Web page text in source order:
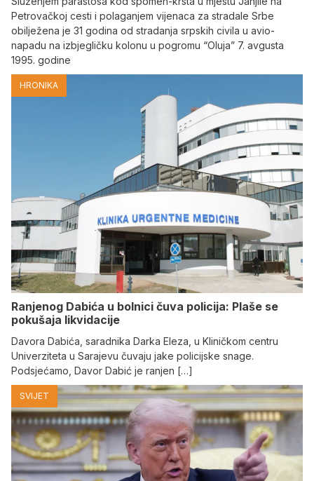
Petrovačkoj cesti i polaganjem vijenaca za stradale Srbe
obilježena je 31 godina od stradanja srpskih civila u avio-
napadu na izbjegličku kolonu u pogromu “Oluja” 7. avgusta
1995. godine
HRONIKA
Ranjenog Dabića u bolnici čuva policija: Plaše se
pokušaja likvidacije
Davora Dabića, saradnika Darka Eleza, u Kliničkom centru
Univerziteta u Sarajevu čuvaju jake policijske snage.
Podsjećamo, Davor Dabić je ranjen […]
SVIJET